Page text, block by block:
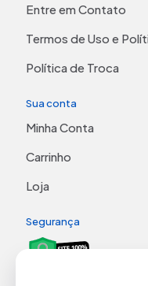
Entre em Contato
Termos de Uso e
Política de Troca
Sua conta
Minha Conta
Carrinho
Loja
Segurança